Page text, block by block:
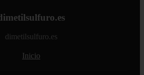
dimetilsulfuro.es
Inicio